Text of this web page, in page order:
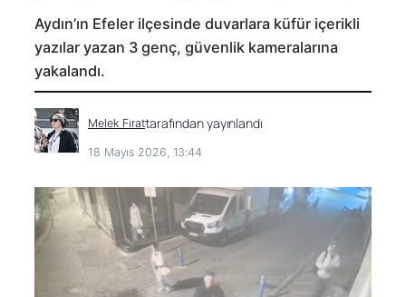
Aydın’ın Efeler ilçesinde duvarlara küfür içerikli
yazılar yazan 3 genç, güvenlik kameralarına
yakalandı.
Melek Fırattarafından yayınlandı
18 Mayıs 2026, 13:44